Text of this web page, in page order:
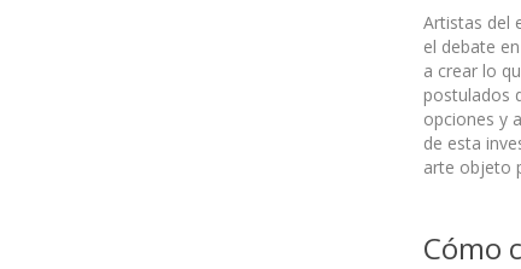
Artistas del
el debate
a crear lo
postulados
opciones y
de esta
arte objeto
Cómo